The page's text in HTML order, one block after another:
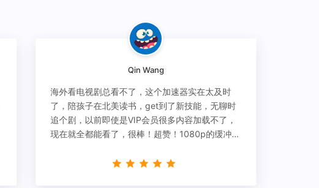
Qin Wang
海外看电视剧总看不了，这个加速器实在太及时
了，陪孩子在北美读书，get到了新技能，无聊时
追个剧，以前即使是VIP会员很多内容加载不了，
现在就全都能看了，很棒！超赞！1080p的缓冲完